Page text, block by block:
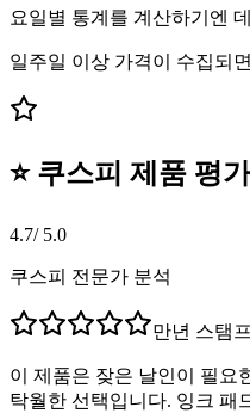
요일별 통계를 계산하기엔
일주일 이상 가격이 수집되
⭐ 쿠스피 제품 평
4.7/ 5.0
쿠스피 전문가 분석
만년 스탬
이 제품은 잦은 날인이 필요
탁월한 선택입니다. 잉크 패